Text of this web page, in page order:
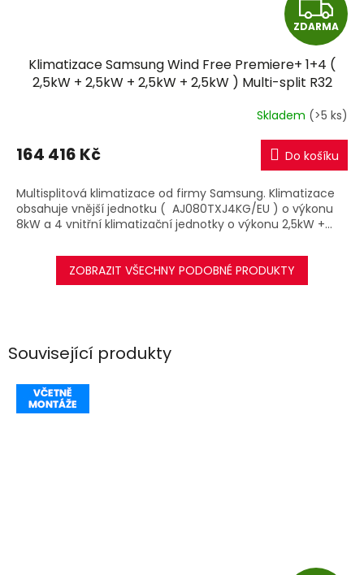
Související produkty
Z
D
A
R
M
A
ZDARMA
Klimatizace Samsung Wind Free Premiere+ 1+4 (
2,5kW + 2,5kW + 2,5kW + 2,5kW ) Multi-split R32
Skladem (>5 ks)
164 416 Kč Do košíku
Multisplitová klimatizace od firmy Samsung. Klimatizace
obsahuje vnější jednotku ( AJ080TXJ4KG/EU ) o výkonu
8kW a 4 vnitřní klimatizační jednotky o výkonu 2,5kW +...
ZOBRAZIT VŠECHNY PODOBNÉ PRODUKTY